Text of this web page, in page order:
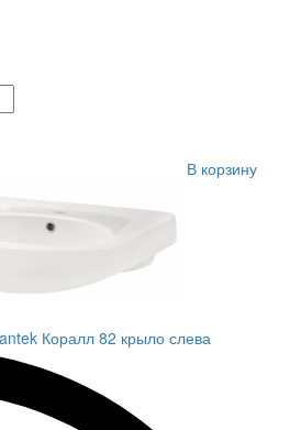
В корзину
Коралл 82 крыло слева